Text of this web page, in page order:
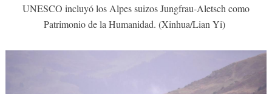
UNESCO incluyó los Alpes suizos Jungfrau-Aletsch como
Patrimonio de la Humanidad. (Xinhua/Lian Yi)